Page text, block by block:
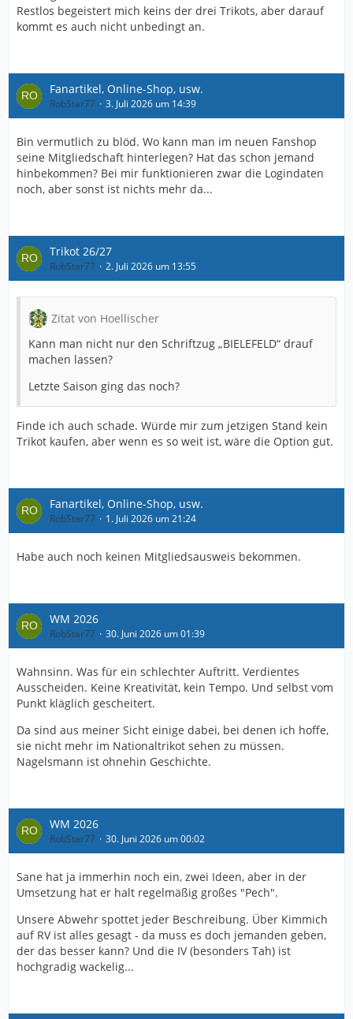
Restlos begeistert mich keins der drei Trikots, aber darauf
kommt es auch nicht unbedingt an.
Fanartikel, Online-Shop, usw.
RobStar77 3. Juli 2026 um 14:39
Bin vermutlich zu blöd. Wo kann man im neuen Fanshop
seine Mitgliedschaft hinterlegen? Hat das schon jemand
hinbekommen? Bei mir funktionieren zwar die Logindaten
noch, aber sonst ist nichts mehr da...
Trikot 26/27
RobStar77 2. Juli 2026 um 13:55
Zitat von Hoellischer
Kann man nicht nur den Schriftzug „BIELEFELD“ drauf
machen lassen?
Letzte Saison ging das noch?
Finde ich auch schade. Würde mir zum jetzigen Stand kein
Trikot kaufen, aber wenn es so weit ist, wäre die Option gut.
Fanartikel, Online-Shop, usw.
RobStar77 1. Juli 2026 um 21:24
Habe auch noch keinen Mitgliedsausweis bekommen.
WM 2026
RobStar77 30. Juni 2026 um 01:39
Wahnsinn. Was für ein schlechter Auftritt. Verdientes
Ausscheiden. Keine Kreativität, kein Tempo. Und selbst vom
Punkt kläglich gescheitert.
Da sind aus meiner Sicht einige dabei, bei denen ich hoffe,
sie nicht mehr im Nationaltrikot sehen zu müssen.
Nagelsmann ist ohnehin Geschichte.
WM 2026
RobStar77 30. Juni 2026 um 00:02
Sane hat ja immerhin noch ein, zwei Ideen, aber in der
Umsetzung hat er halt regelmäßig großes "Pech".
Unsere Abwehr spottet jeder Beschreibung. Über Kimmich
auf RV ist alles gesagt - da muss es doch jemanden geben,
der das besser kann? Und die IV (besonders Tah) ist
hochgradig wackelig...